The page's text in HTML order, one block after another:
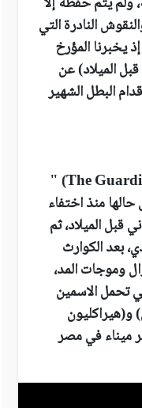
النادرة التي
يخبرنا المؤرخ
الميلاد) عن
البطل الشهير
" (The
منذ اختفاء
قبل الميلاد، ثم
بعد الكوارث
وموجات المد،
تحمل الاسمين
و(هيراكليون
ميناء في مصر